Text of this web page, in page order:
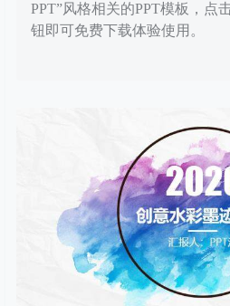
PPT”风格相关的PPT模板，点
钮即可免费下载体验使用。